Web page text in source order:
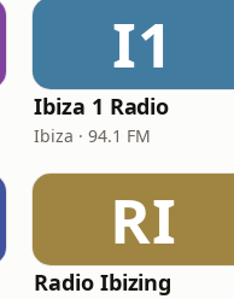
I1
Ibiza 1 Radio
Ibiza · 94.1 FM
RI
Radio Ibizing